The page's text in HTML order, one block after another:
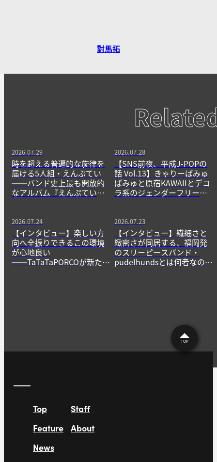
對馬拓
2026.07.29
時を超える普遍的な旋律を
届ける5人組・えんぷてい
──バンド史上最も開放的
なアルバム『えんぷてい』
2026.07.28
【SNS前夜、平成J-POPの
話 Vol.13】きゃりーぱみゅ
ぱみゅと原宿KAWAIIとデコ
ラ系のジェンダーフリーな
2026.07.24
【インタビュー】楽しい方
向へ全振りできるこの環境
が心地良い
──TaTaTaPORCOが新たに
2026.07.23
【インタビュー】繊細さと
緻密さが同居する、福岡発
のスリーピースバンド・
pudelhundsとは何者なの
TOP
Top
Feature
News
Staff
About